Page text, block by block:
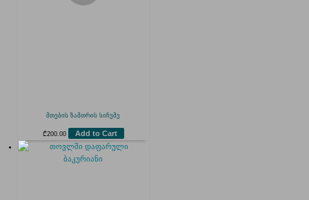
მთების ზამთრის სიჩუმე
₾200.00 Add to Cart